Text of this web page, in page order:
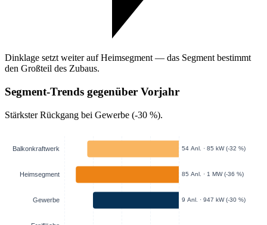
Dinklage setzt weiter auf Heimsegment — das Segment bestimmt
den Großteil des Zubaus.
Segment-Trends gegenüber Vorjahr
Stärkster Rückgang bei Gewerbe (-30 %).